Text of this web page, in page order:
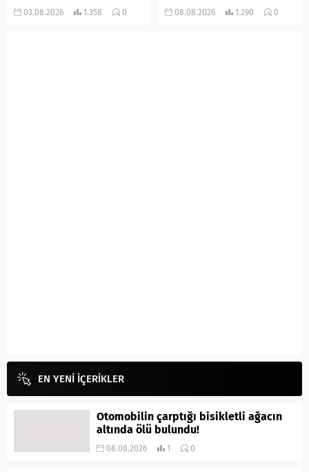
çıkarak devrilen traktörün
03.08.2026 1.358 0
çıkan kavgada bir kişi hayatını
08.08.2026 1.290 0
EN YENİ İÇERİKLER
Otomobilin çarptığı bisikletli ağacın
altında ölü bulundu!
08.08.2026 1 0